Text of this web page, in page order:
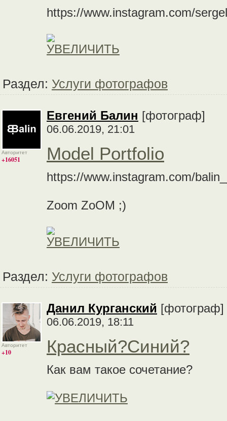
https://www.instagram.com/
Раздел: Услуги фотографов
Авторитет
+16051
Евгений Балин [фотограф]
06.06.2019, 21:01
Model Portfolio
https://www.instagram.com/
Zoom ZoOM ;)
Раздел: Услуги фотографов
Авторитет
+10
Данил Курганский
06.06.2019, 18:11
Красный?Синий?
Как вам такое сочетание?